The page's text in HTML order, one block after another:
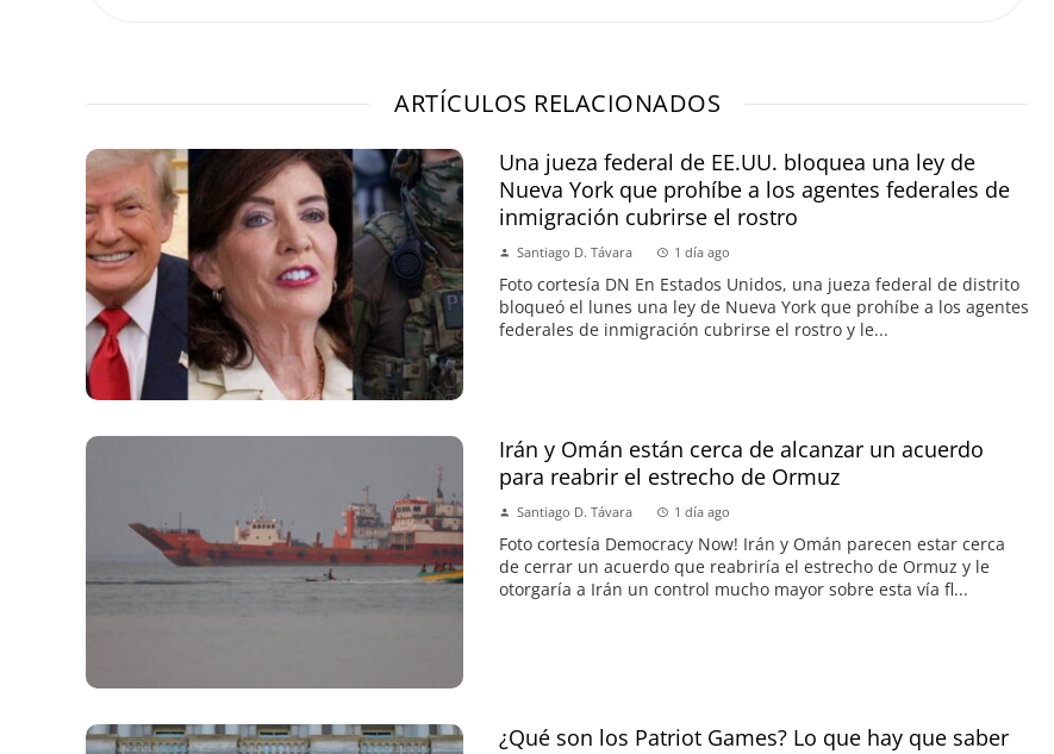
ARTÍCULOS RELACIONADOS
Una jueza federal de EE.UU. bloquea una ley de
Nueva York que prohíbe a los agentes federales de
inmigración cubrirse el rostro
Santiago D. Távara 1 día ago
Foto cortesía DN En Estados Unidos, una jueza federal de distrito
bloqueó el lunes una ley de Nueva York que prohíbe a los agentes
federales de inmigración cubrirse el rostro y le...
Irán y Omán están cerca de alcanzar un acuerdo
para reabrir el estrecho de Ormuz
Santiago D. Távara 1 día ago
Foto cortesía Democracy Now! Irán y Omán parecen estar cerca
de cerrar un acuerdo que reabriría el estrecho de Ormuz y le
otorgaría a Irán un control mucho mayor sobre esta vía fl...
¿Qué son los Patriot Games? Lo que hay que saber